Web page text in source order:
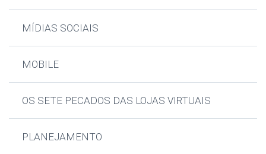
MÍDIAS SOCIAIS
MOBILE
OS SETE PECADOS DAS LOJAS VIRTUAIS
PLANEJAMENTO